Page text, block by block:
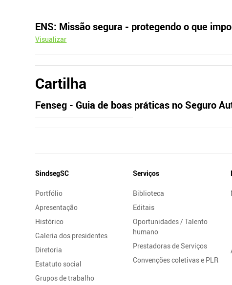
ENS: Missão segura - protegendo o que
Visualizar
Cartilha
Fenseg - Guia de boas práticas no Seguro
Mapa
Site
SindsegSC
Portfólio
Apresentação
Histórico
Galeria dos presidentes
Diretoria
Estatuto social
Grupos de trabalho
Serviços
Biblioteca
Editais
Oportunidades / Talento
humano
Prestadoras de Serviços
Convenções coletivas e PLR